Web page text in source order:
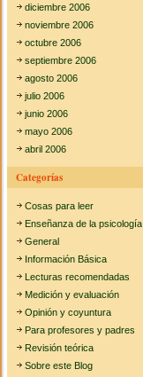
diciembre 2006
noviembre 2006
octubre 2006
septiembre 2006
agosto 2006
julio 2006
junio 2006
mayo 2006
abril 2006
Categorías
Cosas para leer
Enseñanza de la psicología
General
Información Básica
Lecturas recomendadas
Medición y evaluación
Opinión y coyuntura
Para profesores y padres
Revisión teórica
Sobre este Blog